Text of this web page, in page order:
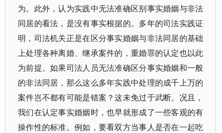
为。此外，认为实践中无法准确区别事实婚姻与非法
同居的看法，是没有事实根据的。多年的司法实践证
明，司法机关正是在区分事实婚姻与非法同居的基础
上处理各种离婚、继承案件的，重婚罪的认定也以此
为前提。如果司法人员无法准确区分事实婚姻和一般
的非法同居，那么这么多年实践中处理的成千上万的
案件岂不都有可能是错案？这未免过于武断。况且，
我们在认定事实婚姻时，也早就形成了一些客观的有
操作性的标准。例如，要看双方当事人是否在一起吃